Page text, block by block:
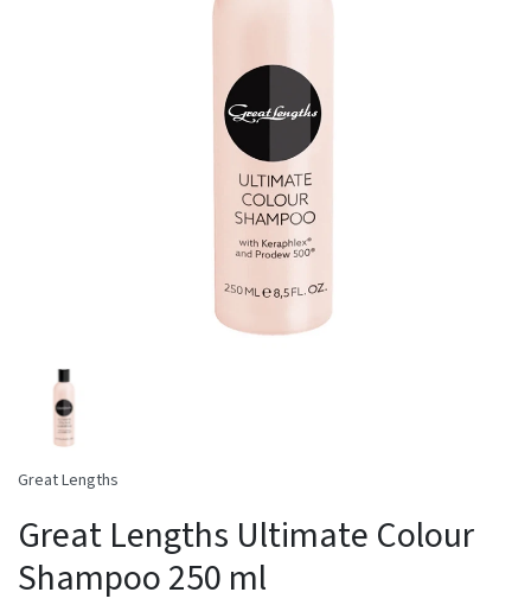
Great Lengths
Great Lengths Ultimate Colour
Shampoo 250 ml